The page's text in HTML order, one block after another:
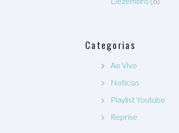
Categorias
Ao Vivo
Notícias
Playlist Youtube
Reprise